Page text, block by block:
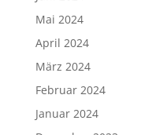
Mai 2024
April 2024
März 2024
Februar 2024
Januar 2024